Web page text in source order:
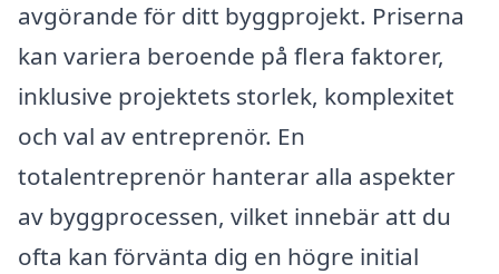
avgörande för ditt byggprojekt. Priserna
kan variera beroende på flera faktorer,
inklusive projektets storlek, komplexitet
och val av entreprenör. En
totalentreprenör hanterar alla aspekter
av byggprocessen, vilket innebär att du
ofta kan förvänta dig en högre initial